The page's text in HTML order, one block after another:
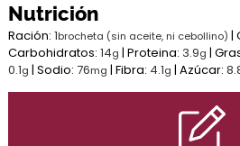
Nutrición
Ración:1brocheta (sin aceite, ni cebollino) |
Carbohidratos:14g |Proteina: 3.9g |
0.1g |Sodio:76mg |Fibra: 4.1g |Azúcar: